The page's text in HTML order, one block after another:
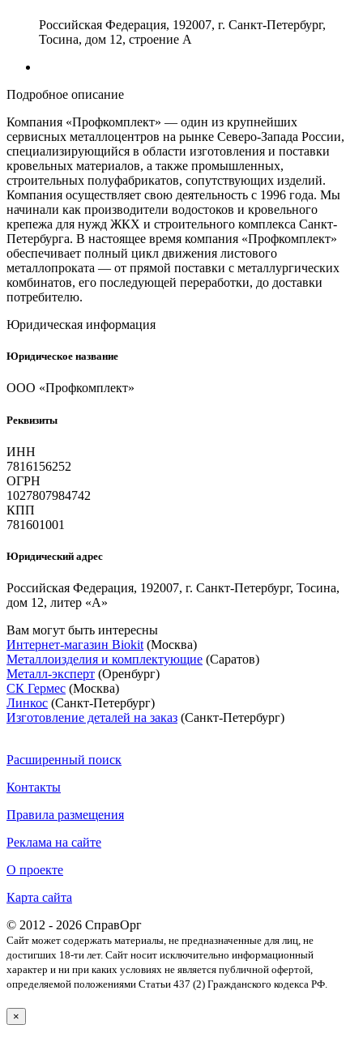
Российская Федерация, 192007, г. Санкт-Петербург,
Тосина, дом 12, строение А
Подробное описание
Компания «Профкомплект» — один из крупнейших
сервисных металлоцентров на рынке Северо-Запада России,
специализирующийся в области изготовления и поставки
кровельных материалов, а также промышленных,
строительных полуфабрикатов, сопутствующих изделий.
Компания осуществляет свою деятельность с 1996 года. Мы
начинали как производители водостоков и кровельного
крепежа для нужд ЖКХ и строительного комплекса Санкт-
Петербурга. В настоящее время компания «Профкомплект»
обеспечивает полный цикл движения листового
металлопроката — от прямой поставки с металлургических
комбинатов, его последующей переработки, до доставки
потребителю.
Юридическая информация
Юридическое название
ООО «Профкомплект»
Реквизиты
ИНН
7816156252
ОГРН
1027807984742
КПП
781601001
Юридический адрес
Российская Федерация, 192007, г. Санкт-Петербург, Тосина,
дом 12, литер «А»
Вам могут быть интересны
Интернет-магазин Biokit (Москва)
Металлоизделия и комплектующие (Саратов)
Металл-эксперт (Оренбург)
СК Гермес (Москва)
Линкос (Санкт-Петербург)
Изготовление деталей на заказ (Санкт-Петербург)
Расширенный поиск
Контакты
Правила размещения
Реклама на сайте
О проекте
Карта сайта
© 2012 - 2026 СправОрг
Сайт может содержать материалы, не предназначенные для лиц, не
достигших 18-ти лет. Cайт носит исключительно информационный
характер и ни при каких условиях не является публичной офертой,
определяемой положениями Статьи 437 (2) Гражданского кодекса РФ.
×